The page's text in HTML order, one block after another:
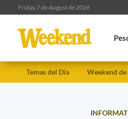
Friday 7 de August de 2026
Temas del Día Weekend de